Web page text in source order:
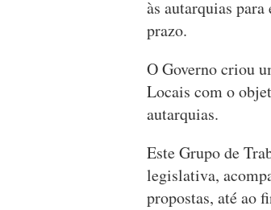
às autarquias
prazo.
O Governo criou
Locais com o
autarquias.
Este Grupo de
legislativa,
propostas, até ao